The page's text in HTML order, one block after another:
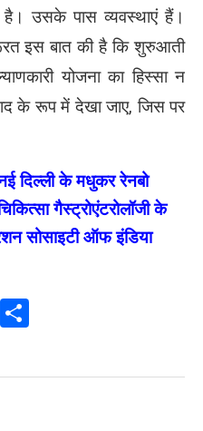
है। उसके पास व्यवस्थाएं हैं।
इस बात की है कि शुरुआती
योजना का हिस्सा न
के रूप में देखा जाए, जिस पर
दिल्ली के मधुकर रेनबो
गैस्ट्रोएंटरोलॉजी के
सोसाइटी ऑफ इंडिया
Messenger